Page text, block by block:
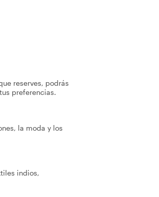
reserves, podrás
preferencias.
la moda y los
indios,